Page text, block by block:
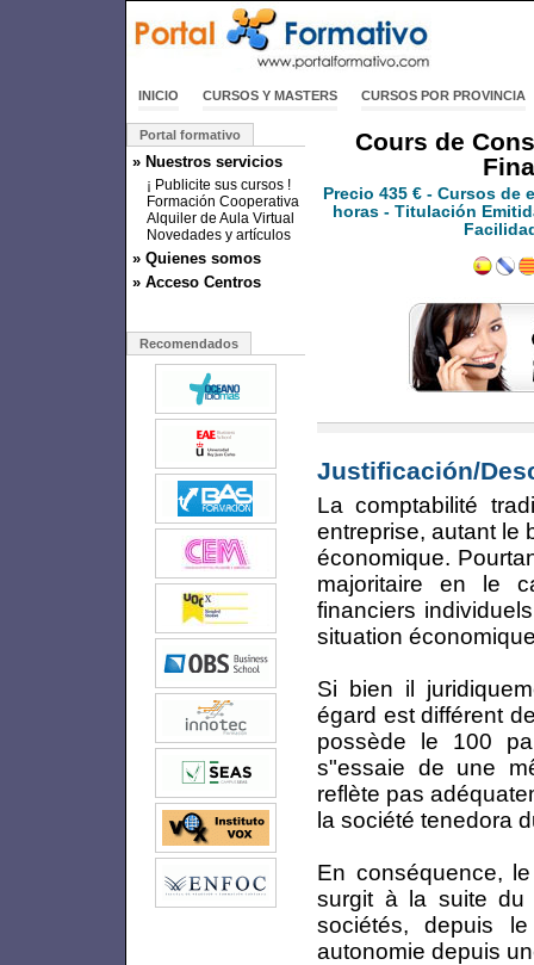
INICIO CURSOS Y MASTERS CURSOS POR PROVINCIA
Portal formativo
» Nuestros servicios
¡ Publicite sus cursos !
Formación Cooperativa
Alquiler de Aula Virtual
Novedades y artículos
» Quienes somos
» Acceso Centros
Recomendados
Cours de
Precio 435 € - Cursos de
horas - Titulación
Justificación/
La comptabilité
entreprise, autant le
économique.
majoritaire en le
financiers
situation
Si bien il
égard est différent
possède le 100
s"essaie de une
reflète pas
la société tenedora
En conséquence,
surgit à la suite du
sociétés, depuis
autonomie depuis